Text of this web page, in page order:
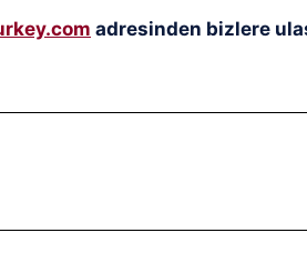
adresinden bizlere